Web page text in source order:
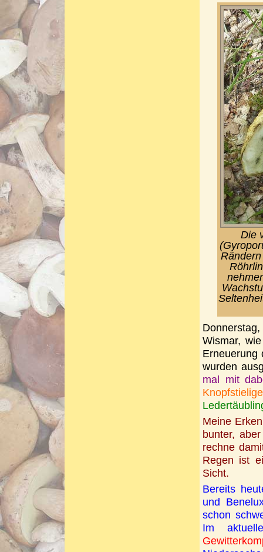
Die
Wismar,
Erneuerung
wurden
mal mit
Meine
bunter,
rechne
Regen ist
Sicht.
Bereits
und
schon
Im